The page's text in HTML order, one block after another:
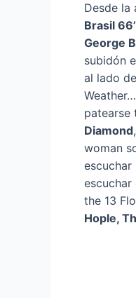
Desde la
Brasil 66’
George
subidón
al lado
patearse
Diamond
woman
escuchar
the 13
Hople,